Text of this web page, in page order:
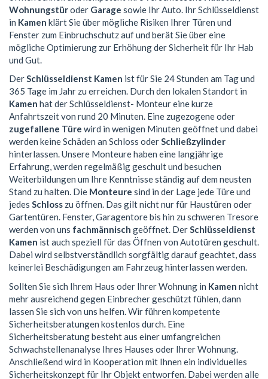
Wohnungstüroder Garage sowie Ihr Auto. Ihr Schlüsseldienst
in Kamen klärt Sie über mögliche Risiken Ihrer Türen und
Fenster zum Einbruchschutz auf und berät Sie über eine
mögliche Optimierung zur Erhöhung der Sicherheit für Ihr Hab
und Gut.
DerSchlüsseldienst Kamen ist für Sie 24 Stunden am Tag und
365 Tage im Jahr zu erreichen. Durch den lokalen Standort in
Kamen hat der Schlüsseldienst- Monteur eine kurze
Anfahrtszeit von rund 20 Minuten. Eine zugezogene oder
zugefallene Türe wird in wenigen Minuten geöffnet und dabei
werden keine Schäden an Schloss oderSchließzylinder
hinterlassen. Unsere Monteure haben eine langjährige
Erfahrung, werden regelmäßig geschult und besuchen
Weiterbildungen um Ihre Kenntnisse ständig auf dem neusten
Stand zu halten. Die Monteure sind in der Lage jede Türe und
jedes Schloss zu öffnen. Das gilt nicht nur für Haustüren oder
Gartentüren. Fenster, Garagentore bis hin zu schweren Tresore
werden von uns fachmännisch geöffnet. DerSchlüsseldienst
Kamen ist auch speziell für das Öffnen von Autotüren geschult.
Dabei wird selbstverständlich sorgfältig darauf geachtet, dass
keinerlei Beschädigungen am Fahrzeug hinterlassen werden.
Sollten Sie sich Ihrem Haus oder Ihrer Wohnung in Kamen nicht
mehr ausreichend gegen Einbrecher geschützt fühlen, dann
lassen Sie sich von uns helfen. Wir führen kompetente
Sicherheitsberatungen kostenlos durch. Eine
Sicherheitsberatung besteht aus einer umfangreichen
Schwachstellenanalyse Ihres Hauses oder Ihrer Wohnung.
Anschließend wird in Kooperation mit Ihnen ein individuelles
Sicherheitskonzept für Ihr Objekt entworfen. Dabei werden alle